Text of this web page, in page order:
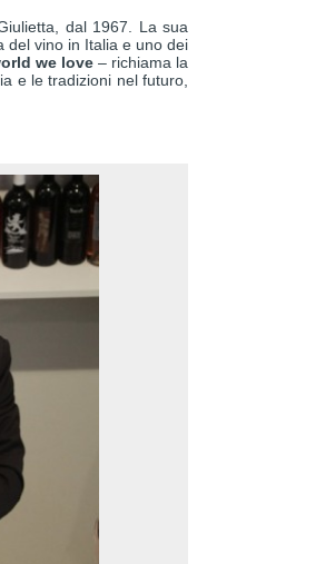
dal 1967. La sua
del vino in Italia e uno dei
we love– richiama la
e le tradizioni nel futuro,